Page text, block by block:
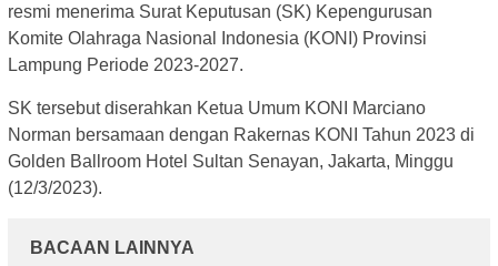
resmi menerima Surat Keputusan (SK) Kepengurusan
Komite Olahraga Nasional Indonesia (KONI) Provinsi
Lampung Periode 2023-2027.
SK tersebut diserahkan Ketua Umum KONI Marciano
Norman bersamaan dengan Rakernas KONI Tahun 2023 di
Golden Ballroom Hotel Sultan Senayan, Jakarta, Minggu
(12/3/2023).
BACAAN LAINNYA